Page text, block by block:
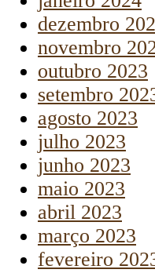
dezembro
novembro
outubro 2023
setembro
agosto 2023
julho 2023
junho 2023
maio 2023
abril 2023
março 2023
fevereiro